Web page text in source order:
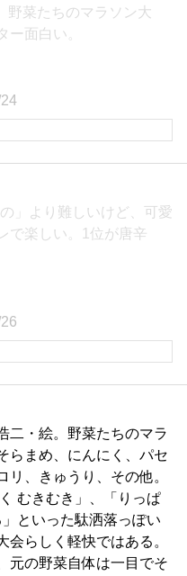
菜たちのマラソン大
ー面白い。
」より難しいけど、可愛
で楽しい。1位が唐辛
二・絵。野菜たちのマラ
らまめ、にんにく、パセ
リ、きゅうり、その他。
むきむき」、「りっぱ
といった駄洒落っぽい
会らしく軽快ではある。
元の野菜自体は一目でそ